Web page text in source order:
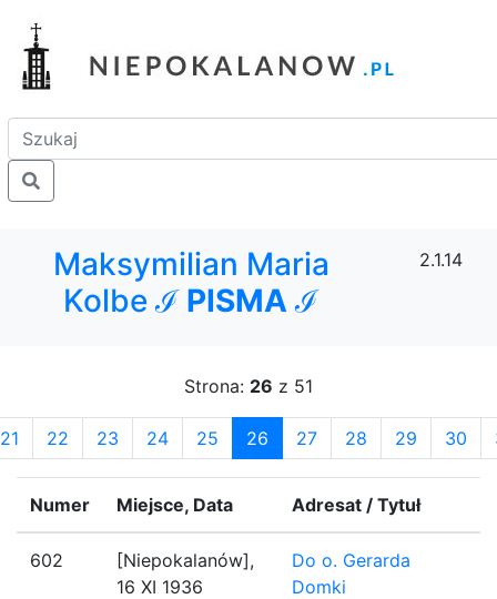
Maksymilian Maria
Kolbe ℐ PISMA ℐ
2.1.14
Strona: 26 z 51
21 22 23 24 25 26 27 28 29 30
Numer Miejsce, Data Adresat / Tytuł
602
[Niepokalanów],
16 XI 1936
Do o. Gerarda
Domki